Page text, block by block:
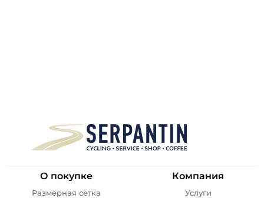
О покупке
Размерная сетка
Компания
Услуги